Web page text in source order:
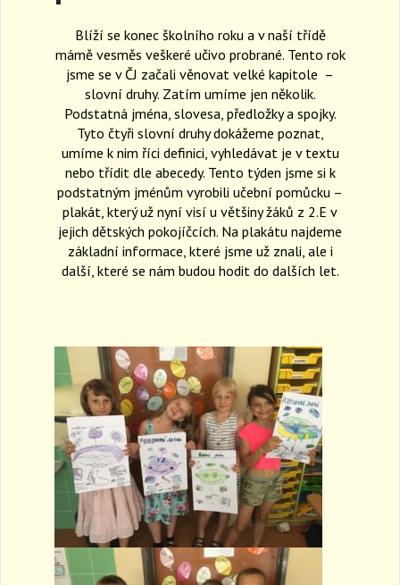
Blíží se konec školního roku a v naší třídě
mámě vesměs veškeré učivo probrané. Tento rok
jsme se v ČJ začali věnovat velké kapitole –
slovní druhy. Zatím umíme jen několik.
Podstatná jména, slovesa, předložky a spojky.
Tyto čtyři slovní druhy dokážeme poznat,
umíme k nim říci definici, vyhledávat je v textu
nebo třídit dle abecedy. Tento týden jsme si k
podstatným jménům vyrobili učební pomůcku –
plakát, který už nyní visí u většiny žáků z 2.E v
jejich dětských pokojíčcích. Na plakátu najdeme
základní informace, které jsme už znali, ale i
další, které se nám budou hodit do dalších let.